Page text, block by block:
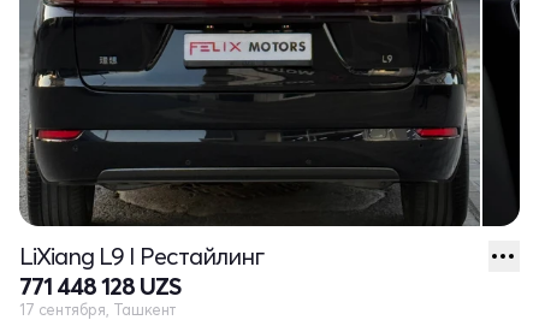
LiXiang L9 I Рестайлинг
771 448 128 UZS
17 сентября, Ташкент